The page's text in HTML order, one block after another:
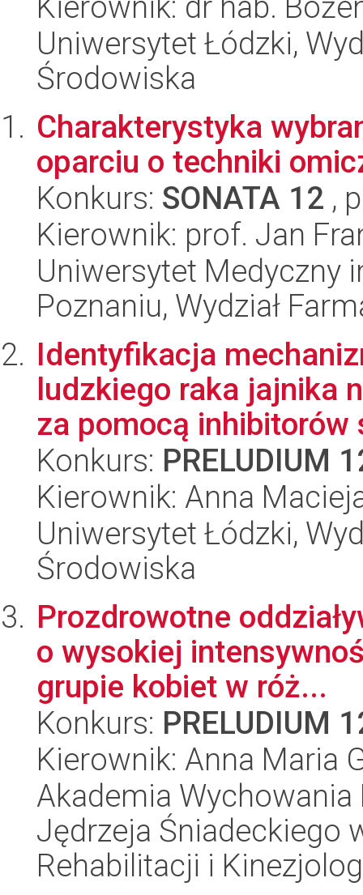
Uniwersytet Łódzki,
Środowiska
Charakterystyka
oparciu o techniki
Konkurs: SONATA 12 ,
Kierownik: prof. Jan
Uniwersytet Medyczny
Poznaniu, Wydział
Identyfikacja
ludzkiego raka jajnika
za pomocą inhibitorów
Konkurs: PRELUDIUM
Kierownik: Anna
Uniwersytet Łódzki,
Środowiska
Prozdrowotne
o wysokiej
grupie kobiet w róż...
Konkurs: PRELUDIUM
Kierownik: Anna Maria
Akademia
Jędrzeja Śniadeckiego
Rehabilitacji i